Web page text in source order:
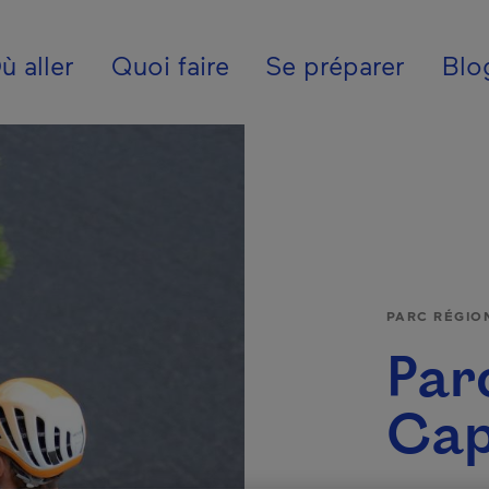
- Fr - Canada
aller Quoi faire Se préparer
PARC